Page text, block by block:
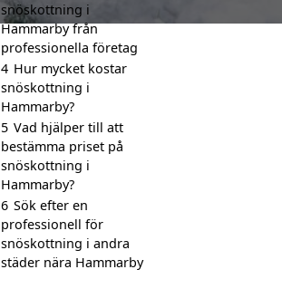
snöskottning i
Hammarby från
professionella företag
4 Hur mycket kostar
snöskottning i
Hammarby?
5 Vad hjälper till att
bestämma priset på
snöskottning i
Hammarby?
6 Sök efter en
professionell för
snöskottning i andra
städer nära Hammarby